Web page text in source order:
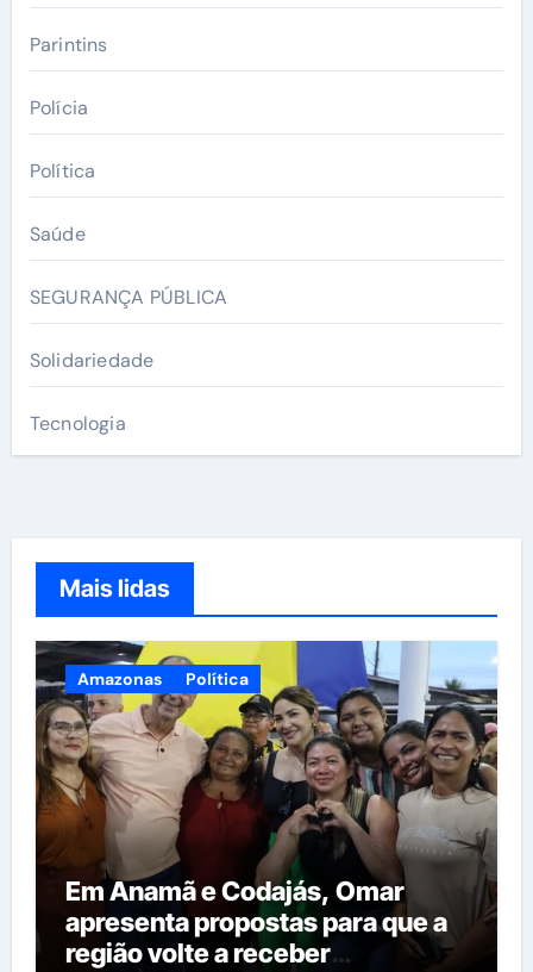
Parintins
Polícia
Política
Saúde
SEGURANÇA PÚBLICA
Solidariedade
Tecnologia
Mais lidas
Amazonas Política
Em Anamã e Codajás, Omar
apresenta propostas para que a
região volte a receber